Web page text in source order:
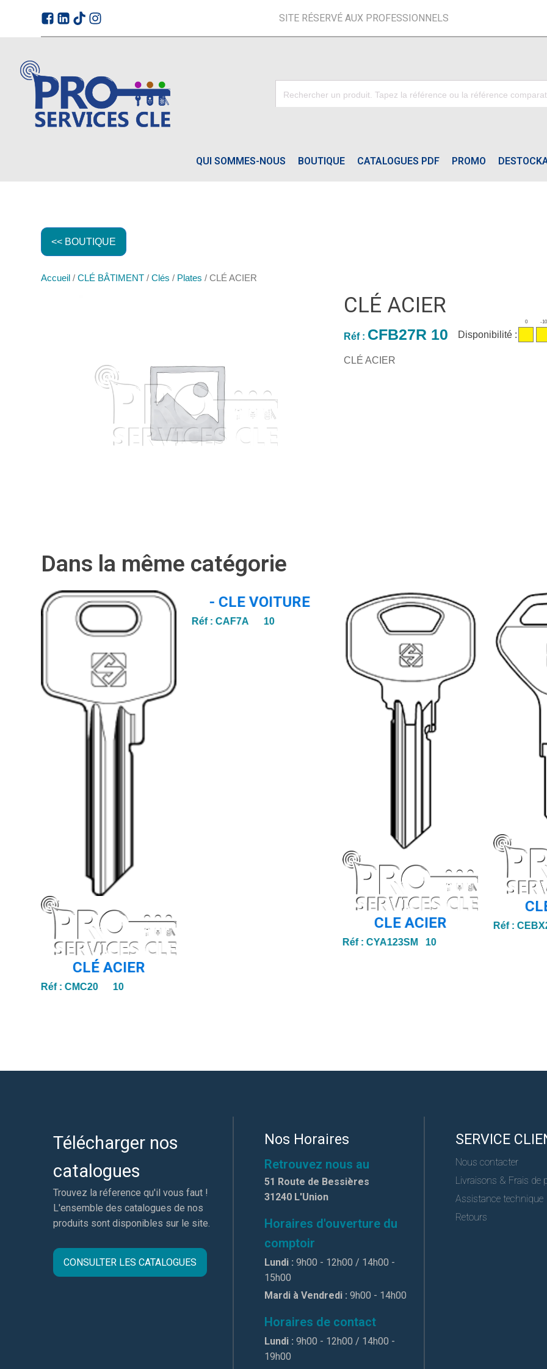
SITE RÉSERVÉ AUX PROFESSIONNELS
QUI SOMMES-NOUS BOUTIQUE CATALOGUES PDF PROMO
<< BOUTIQUE
Accueil /CLÉ BÂTIMENT /Clés / Plates / CLÉ ACIER
CLÉ ACIER
Réf : CFB27R 10 Disponibilité :
0 -10
CLÉ ACIER
Dans la même catégorie
CLÉ ACIER
Réf :CMC20 10
- CLE VOITURE
Réf :CAF7A 10
CLE ACIER
Réf :CYA123SM 10
Réf :
Télécharger nos
catalogues
Trouvez la réference qu'il vous faut !
L'ensemble des catalogues de nos
produits sont disponibles sur le site.
CONSULTER LES CATALOGUES
Nos Horaires
Retrouvez nous au
51 Route de Bessières
31240 L'Union
Horaires d'ouverture du
comptoir
Lundi : 9h00 - 12h00 / 14h00 -
15h00
Mardi à Vendredi : 9h00 - 14h00
Horaires de contact
Lundi : 9h00 - 12h00 / 14h00 -
19h00
SERVICE
Nous contacter
Livraisons & Frais de
Assistance technique
Retours